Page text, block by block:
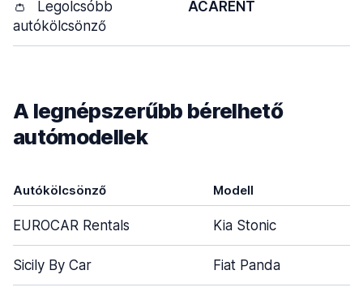
👛
Legolcsóbb
autókölcsönző
ACARENT
A legnépszerűbb bérelhető
autómodellek
Autókölcsönző Modell
EUROCAR Rentals Kia Stonic
Sicily By Car Fiat Panda